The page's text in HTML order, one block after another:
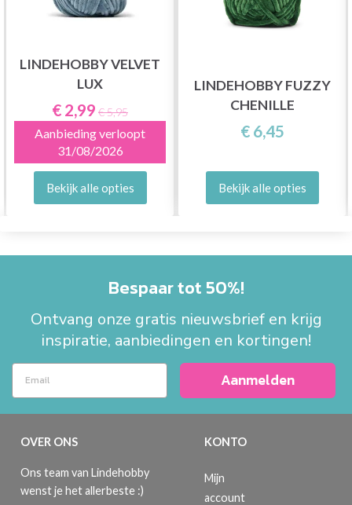
LINDEHOBBY VELVET
LUX
€ 2,99 € 5,95
Aanbieding verloopt
31/08/2026
Bekijk alle opties
LINDEHOBBY FUZZY
CHENILLE
€ 6,45
Bekijk alle opties
Bespaar tot 50%!
Ontvang onze gratis nieuwsbrief en krijg
inspiratie, aanbiedingen en kortingen!
Aanmelden
OVER ONS
Ons team van Lindehobby
wenst je het allerbeste :)
KONTO
Mijn
account